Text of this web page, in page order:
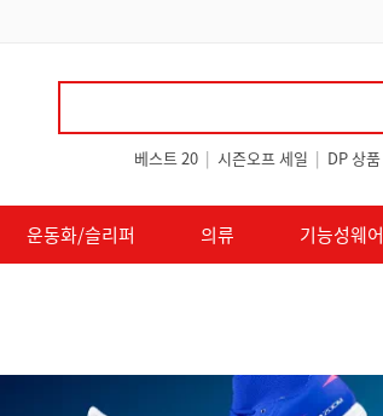
베스트 20 | 시즌오프 세일 | DP 상품
운동화/슬리퍼 의류 기능성웨어